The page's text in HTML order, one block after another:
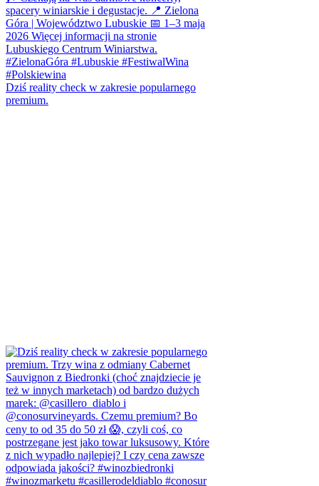
Dziś reality check w zakresie popularnego
premium.